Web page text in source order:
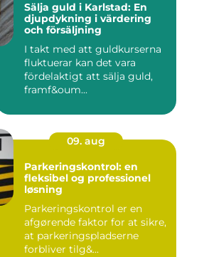
Sälja guld i Karlstad: En
djupdykning i värdering
och försäljning
I takt med att guldkurserna
fluktuerar kan det vara
fördelaktigt att sälja guld,
framf&oum...
09. aug
Parkeringskontrol: en
fleksibel og professionel
løsning
Parkeringskontrol er en
afgørende faktor for at sikre,
at parkeringspladserne
forbliver tilg&...